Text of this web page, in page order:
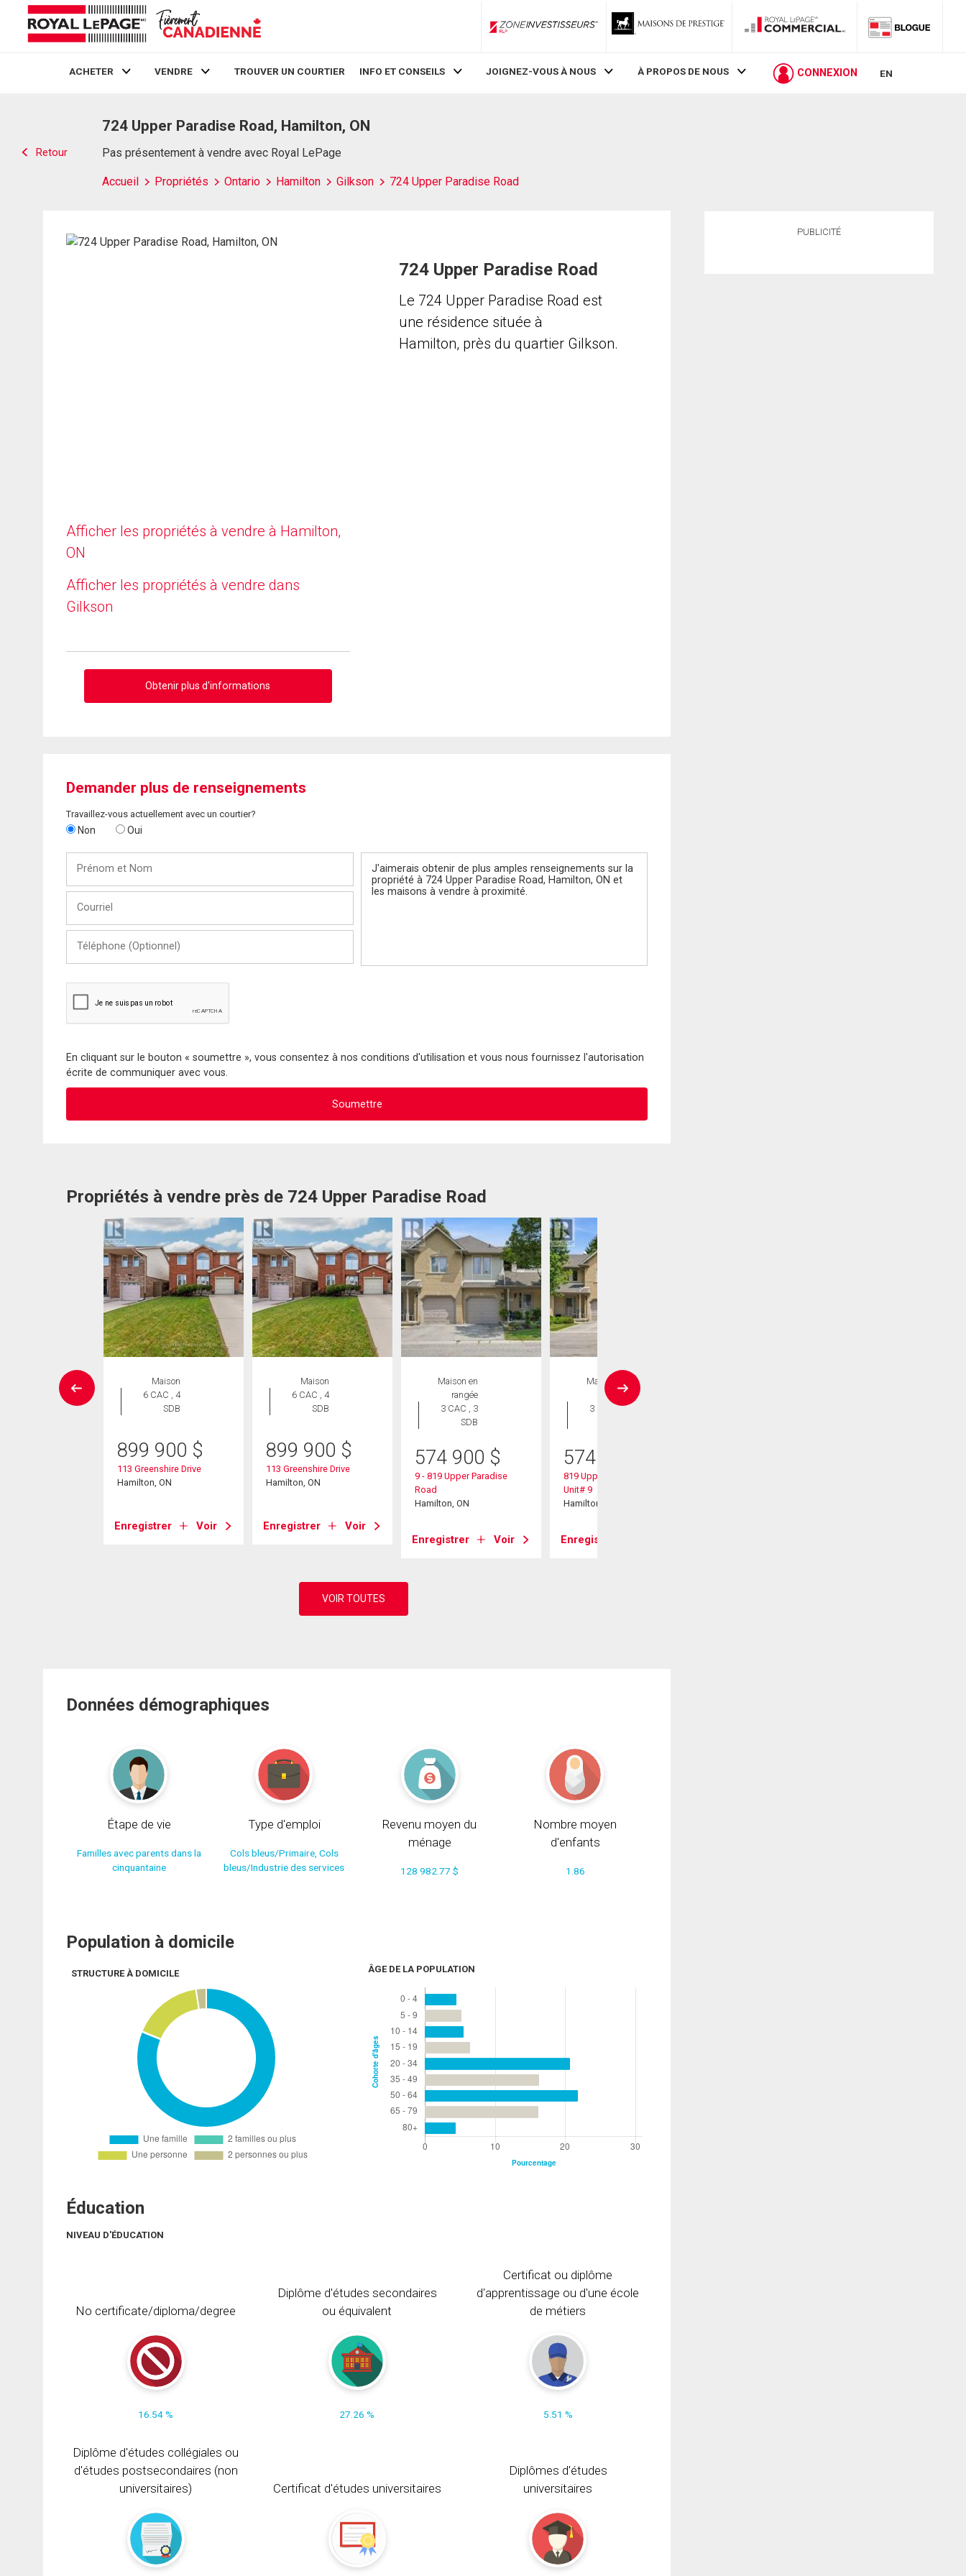
ZoneInvestisseurs RLP
ACHETER VENDRE TROUVER UN COURTIER INFO ET CONSEILS JOIGNEZ-VOUS À NOUS À PROPOS DE NOUS CONNEXION EN
Retour
724 Upper Paradise Road, Hamilton, ON
Pas présentement à vendre avec Royal LePage
Accueil Propriétés Ontario Hamilton Gilkson 724 Upper Paradise Road
Afficher les propriétés à vendre à Hamilton,
ON
Afficher les propriétés à vendre dans
Gilkson
Obtenir plus d'informations
724 Upper Paradise Road
Le 724 Upper Paradise Road est
une résidence située à
Hamilton, près du quartier Gilkson.
Demander plus de renseignements
Travaillez-vous actuellement avec un courtier?
Non Oui
Nom
(Optionnel)
En cliquant sur le bouton « soumettre », vous consentez à nos conditions d'utilisation et vous nous fournissez l'autorisation
écrite de communiquer avec vous.
Propriétés à vendre près de 724 Upper Paradise Road
Maison
6 CAC , 4
SDB
899 900 $
113 Greenshire Drive
Hamilton, ON
Enregistrer Voir
Maison
6 CAC , 4
SDB
899 900 $
113 Greenshire Drive
Hamilton, ON
Enregistrer Voir
Maison en
rangée
3 CAC , 3
SDB
574 900 $
9 - 819 Upper Paradise
Road
Hamilton, ON
Enregistrer Voir
Maison en
rangée
3 CAC , 3
574 900
819 Upper Paradise Road
Unit# 9
Hamilton, ON
Enregistrer
Données démographiques
Étape de vie
Familles avec parents dans la
cinquantaine
Type d'emploi
Cols bleus/Primaire, Cols
bleus/Industrie des services
Revenu moyen du
ménage
128 982.77 $
Nombre moyen
d'enfants
1.86
Population à domicile
STRUCTURE À DOMICILE ÂGE DE LA POPULATION
Éducation
NIVEAU D'ÉDUCATION
No certificate/diploma/degree
16.54 %
Diplôme d'études secondaires
ou équivalent
27.26 %
Certificat ou diplôme
d'apprentissage ou d'une école
de métiers
5.51 %
Diplôme d'études collégiales ou
d'études postsecondaires (non
universitaires)
Certificat d'études universitaires
Diplômes d'études
universitaires
PUBLICITÉ